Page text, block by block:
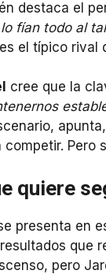
destaca el
fían todo al
el típico rival
cree que la
competir. Pero
quiere
presenta en
que
pero